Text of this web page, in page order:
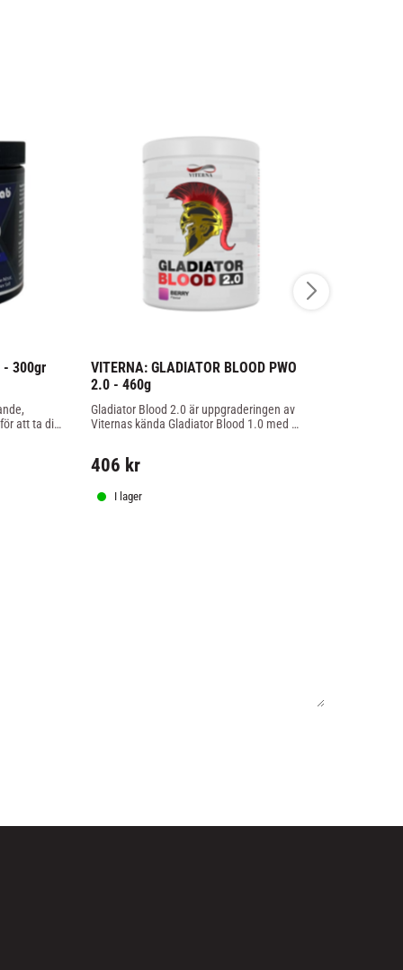
- 300gr
att ta din
VITERNA: GLADIATOR BLOOD PWO
2.0 - 460g
Gladiator Blood 2.0 är uppgraderingen av
Viternas kända Gladiator Blood 1.0 med
406 kr
I lager